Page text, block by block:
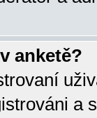
anketě?
a